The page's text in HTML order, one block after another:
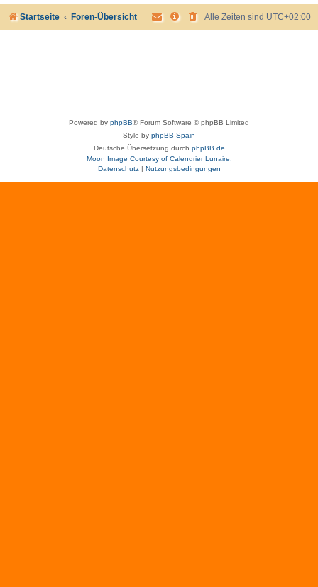
Startseite Foren-Übersicht Alle Zeiten sind UTC+02:00
Powered by phpBB® Forum Software © phpBB Limited
Style by phpBB Spain
Deutsche Übersetzung durch phpBB.de
Moon Image Courtesy of Calendrier Lunaire.
Datenschutz| Nutzungsbedingungen